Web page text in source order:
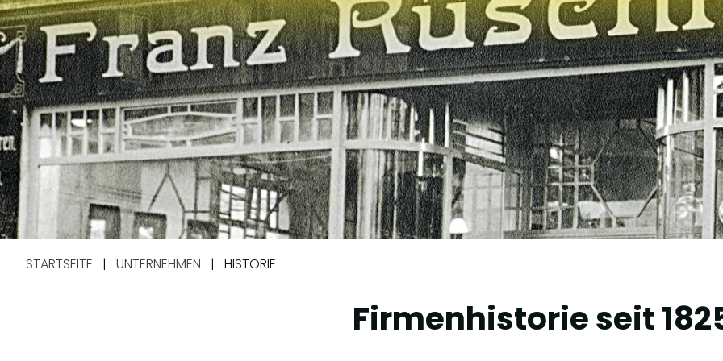
STARTSEITE | UNTERNEHMEN | HISTORIE
Firmenhistorie seit